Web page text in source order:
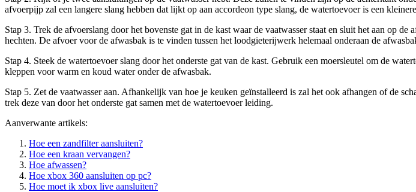
afvoerpijp zal een langere slang hebben dat lijkt op aan accordeon type slang, de watertoevoer is een
Stap 3. Trek de afvoerslang door het bovenste gat in de kast waar de vaatwasser staat en sluit het aan op
hechten. De afvoer voor de afwasbak is te vinden tussen het loodgieterijwerk helemaal onderaan de
Stap 4. Steek de watertoevoer slang door het onderste gat van de kast. Gebruik een moersleutel om de
kleppen voor warm en koud water onder de afwasbak.
Stap 5. Zet de vaatwasser aan. Afhankelijk van hoe je keuken geïnstalleerd is zal het ook afhangen of de
trek deze van door het onderste gat samen met de watertoevoer leiding.
Aanverwante artikels:
Hoe een zandfilter aansluiten?
Hoe een kraan vervangen?
Hoe afwassen?
Hoe xbox 360 aansluiten op pc?
Hoe moet ik xbox live aansluiten?